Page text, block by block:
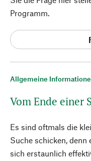
Allgemeine
Vom Ende einer
Es sind oftmals die
Suche schicken, denn
sich erstaunlich
Programm.